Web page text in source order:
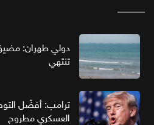
دولي طهران:
تنتهي
ترامب: أفضّل
العسكري مطروح